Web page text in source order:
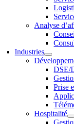
Analyse
Industries
DSE/
Prise
Hospitalité